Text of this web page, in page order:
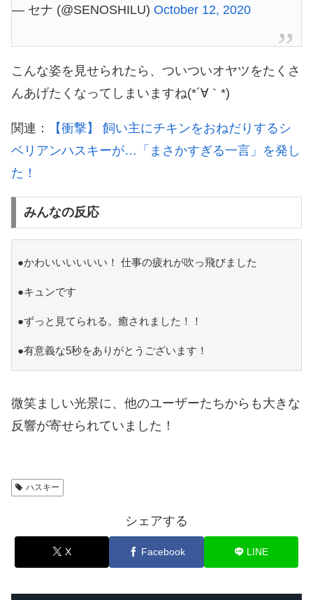
— セナ (@SENOSHILU) October 12, 2020
こんな姿を見せられたら、ついついオヤツをたくさ
んあげたくなってしまいますね(*´∀｀*)
関連：
【衝撃】 飼い主にチキンをおねだりするシ
ベリアンハスキーが…「まさかすぎる一言」を発し
た！
みんなの反応
●かわいいいいいい！ 仕事の疲れが吹っ飛びました
●キュンです
●ずっと見てられる。癒されました！！
●有意義な5秒をありがとうございます！
微笑ましい光景に、他のユーザーたちからも大きな
反響が寄せられていました！
ハスキー
シェアする
X Facebook LINE